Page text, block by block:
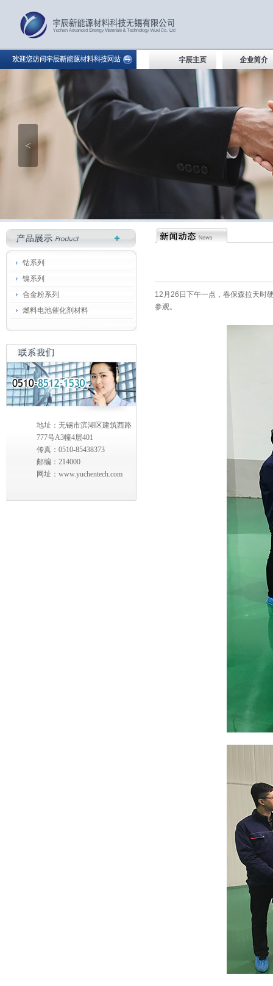
<
钴系列
镍系列
合金粉系列
燃料电池催化剂材料
地址：无锡市滨湖区建筑西路
777号A3幢4层401
传真：0510-85438373
邮编：214000
网址：www.yuchentech.com
12月26日下午一点，春保森拉天时
参观。